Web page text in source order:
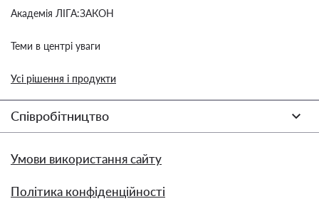
Академія ЛІГА:ЗАКОН
Теми в центрі уваги
Усі рішення і продукти
Співробітництво
Умови використання сайту
Політика конфіденційності